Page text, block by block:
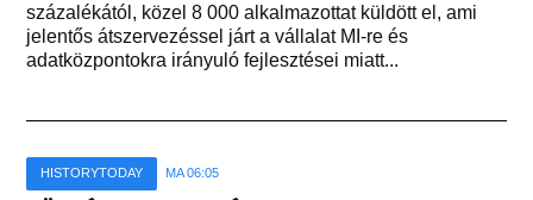
százalékától, közel 8 000 alkalmazottat küldött el, ami
jelentős átszervezéssel járt a vállalat MI-re és
adatközpontokra irányuló fejlesztései miatt...
HISTORYTODAY MA 06:05